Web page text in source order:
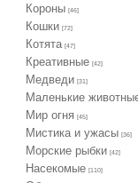
Короны [46]
Кошки [72]
Котята [47]
Креативные [42]
Медведи [31]
Маленькие
Мир огня [45]
Мистика и ужасы [36]
Морские рыбки [42]
Насекомые [110]